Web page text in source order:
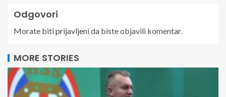
Odgovori
Morate bitiprijavljenida biste objavili komentar.
MORE STORIES